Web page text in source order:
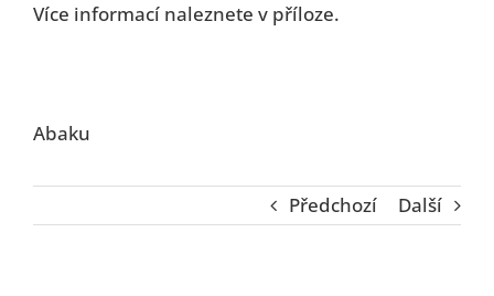
Předchozí Další
Více informací naleznete v příloze.
Abaku